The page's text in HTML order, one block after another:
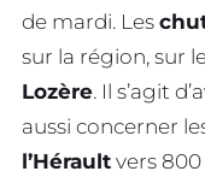
de mardi. Les
sur la région, sur
Lozère. Il s’agit
aussi concerner
l’Hérault vers